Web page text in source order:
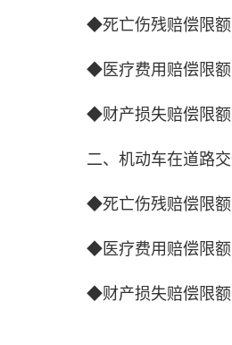
◆死亡伤残赔偿限
◆医疗费用赔偿限
◆财产损失赔偿限
二、机动车在道路
◆死亡伤残赔偿限
◆医疗费用赔偿限
◆财产损失赔偿限